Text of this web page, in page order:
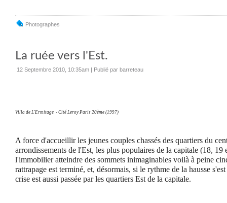
Photographes
La ruée vers l'Est.
12 Septembre 2010, 10:35am | Publié par barreteau
Villa de L'Ermitage - Cité Leroy Paris 20ème (1997)
A force d'accueillir les jeunes couples chassés des quartiers du
arrondissements de l'Est, les plus populaires de la capitale (18,
l'immobilier atteindre des sommets inimaginables voilà à peine
rattrapage est terminé, et, désormais, si le rythme de la hausse
crise est aussi passée par les quartiers Est de la capitale.